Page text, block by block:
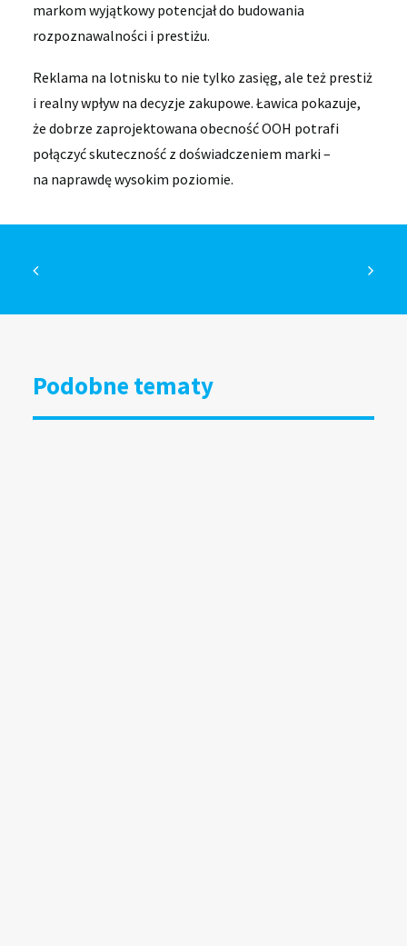
markom wyjątkowy potencjał do budowania
rozpoznawalności i prestiżu.
Reklama na lotnisku to nie tylko zasięg, ale też prestiż
i realny wpływ na decyzje zakupowe. Ławica pokazuje,
że dobrze zaprojektowana obecność OOH potrafi
połączyć skuteczność z doświadczeniem marki –
na naprawdę wysokim poziomie.
Podobne tematy